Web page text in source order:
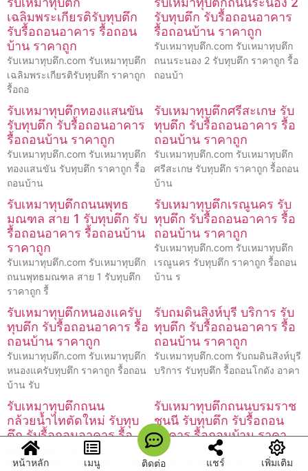
เฉลิมพระเกียรติรับทุบตึก
รับรื้อถอนอาคาร รื้อถอน
บ้าน ราคาถูก
รับเหมาทุบตึก.com รับเหมาทุบตึก
เฉลิมพระเกียรติรับทุบตึก ราคาถูก
รื้อถอ
รับทุบตึก รับรื้อถอนอาคาร
รื้อถอนบ้าน ราคาถูก
รับเหมาทุบตึก.com รับเหมาทุบตึก
ถนนระนอง 2 รับทุบตึก ราคาถูก รื้อ
ถอนบ้า
รับเหมาทุบตึกทองแสนขัน
รับทุบตึก รับรื้อถอนอาคาร
รื้อถอนบ้าน ราคาถูก
รับเหมาทุบตึก.com รับเหมาทุบตึก
ทองแสนขัน รับทุบตึก ราคาถูก รื้อ
ถอนบ้าน
รับเหมาทุบตึกศรีสะเกษ รับ
ทุบตึก รับรื้อถอนอาคาร รื้อ
ถอนบ้าน ราคาถูก
รับเหมาทุบตึก.com รับเหมาทุบตึก
ศรีสะเกษ รับทุบตึก ราคาถูก รื้อถอน
บ้าน
รับเหมาทุบตึกถนนพุทธ
มณฑล สาย 1 รับทุบตึก รับ
รื้อถอนอาคาร รื้อถอนบ้าน
ราคาถูก
รับเหมาทุบตึก.com รับเหมาทุบตึก
ถนนพุทธมณฑล สาย 1 รับทุบตึก
ราคาถูก รื้
รับเหมาทุบตึกเรณูนคร รับ
ทุบตึก รับรื้อถอนอาคาร รื้อ
ถอนบ้าน ราคาถูก
รับเหมาทุบตึก.com รับเหมาทุบตึก
เรณูนคร รับทุบตึก ราคาถูก รื้อถอน
บ้าน ร
รับเหมาทุบตึกหนองแครับ
ทุบตึก รับรื้อถอนอาคาร รื้อ
ถอนบ้าน ราคาถูก
รับเหมาทุบตึก.com รับเหมาทุบตึก
หนองแครับทุบตึก ราคาถูก รื้อถอน
บ้าน รับ
รับถมดินสิงห์บุรี บริการ รับ
ทุบตึก รับรื้อถอนอาคาร รื้อ
ถอนบ้าน ราคาถูก
รับเหมาทุบตึก.com รับถมดินสิงห์บุรี
บริการ รับทุบตึก รื้อถอนโกดัง อาคา
รับเหมาทุบตึกถนน
กล้วยน้ำไทตัดใหม่ รับทุบ
ตึก รับรื้อถอนอาคาร รื้อ
ถอนบ้าน ราคาถูก
รับเหมาทุบตึก.com รับเหมาทุบตึก
รับเหมาทุบตึกถนนบรมราช
ชนนี รับทุบตึก รับรื้อถอน
อาคาร รื้อถอนบ้าน ราคา
ถูก
รับเหมาทุบตึก.com รับเหมาทุบตึก
หน้าหลัก เมนู ติดต่อ แชร์ เพิ่มเติม